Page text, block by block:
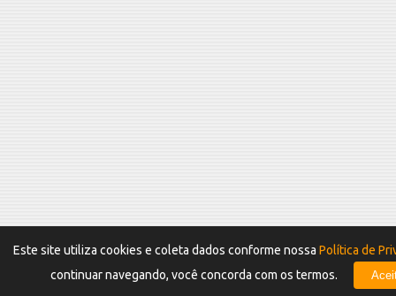
Este site utiliza cookies e coleta dados conforme nossaPolítica de
continuar navegando, você concorda com os termos.